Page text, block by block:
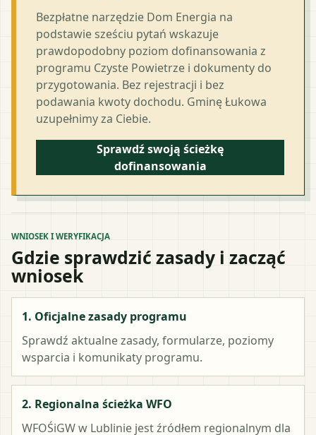
Bezpłatne narzędzie Dom Energia na
podstawie sześciu pytań wskazuje
prawdopodobny poziom dofinansowania z
programu Czyste Powietrze i dokumenty do
przygotowania. Bez rejestracji i bez
podawania kwoty dochodu. Gminę Łukowa
uzupełnimy za Ciebie.
Sprawdź swoją ścieżkę
dofinansowania
WNIOSEK I WERYFIKACJA
Gdzie sprawdzić zasady i zacząć
wniosek
1. Oficjalne zasady programu
Sprawdź aktualne zasady, formularze, poziomy
wsparcia i komunikaty programu.
2. Regionalna ścieżka WFO
WFOŚiGW w Lublinie jest źródłem regionalnym dla